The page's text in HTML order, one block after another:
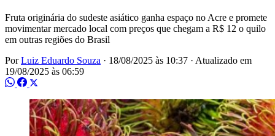
Fruta originária do sudeste asiático ganha espaço no Acre e promete
movimentar mercado local com preços que chegam a R$ 12 o quilo
em outras regiões do Brasil
PorLuiz Eduardo Souza · 18/08/2025 às 10:37 · Atualizado em
19/08/2025 às 06:59